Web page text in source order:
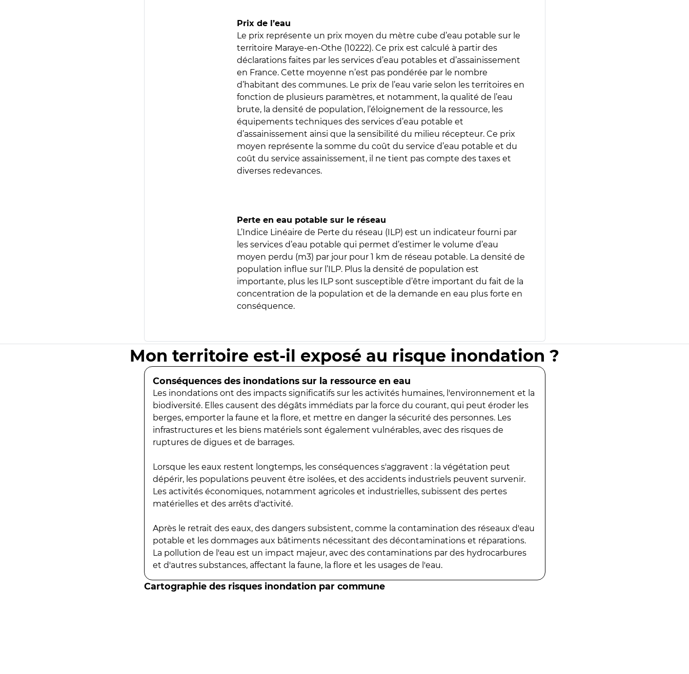
Prix de l’eau
Le prix représente un prix moyen du mètre cube d’eau potable sur le
territoire Maraye-en-Othe (10222). Ce prix est calculé à partir des
déclarations faites par les services d’eau potables et d’assainissement
en France. Cette moyenne n’est pas pondérée par le nombre
d’habitant des communes. Le prix de l’eau varie selon les territoires en
fonction de plusieurs paramètres, et notamment, la qualité de l’eau
brute, la densité de population, l’éloignement de la ressource, les
équipements techniques des services d’eau potable et
d’assainissement ainsi que la sensibilité du milieu récepteur. Ce prix
moyen représente la somme du coût du service d’eau potable et du
coût du service assainissement, il ne tient pas compte des taxes et
diverses redevances.
Perte en eau potable sur le réseau
L’Indice Linéaire de Perte du réseau (ILP) est un indicateur fourni par
les services d’eau potable qui permet d’estimer le volume d’eau
moyen perdu (m3) par jour pour 1 km de réseau potable. La densité de
population influe sur l’ILP. Plus la densité de population est
importante, plus les ILP sont susceptible d’être important du fait de la
concentration de la population et de la demande en eau plus forte en
conséquence.
Mon territoire est-il exposé au risque inondation ?
Conséquences des inondations sur la ressource en eau
Les inondations ont des impacts significatifs sur les activités humaines, l'environnement et la
biodiversité. Elles causent des dégâts immédiats par la force du courant, qui peut éroder les
berges, emporter la faune et la flore, et mettre en danger la sécurité des personnes. Les
infrastructures et les biens matériels sont également vulnérables, avec des risques de
ruptures de digues et de barrages.
Lorsque les eaux restent longtemps, les conséquences s'aggravent : la végétation peut
dépérir, les populations peuvent être isolées, et des accidents industriels peuvent survenir.
Les activités économiques, notamment agricoles et industrielles, subissent des pertes
matérielles et des arrêts d'activité.
Après le retrait des eaux, des dangers subsistent, comme la contamination des réseaux d'eau
potable et les dommages aux bâtiments nécessitant des décontaminations et réparations.
La pollution de l'eau est un impact majeur, avec des contaminations par des hydrocarbures
et d'autres substances, affectant la faune, la flore et les usages de l'eau.
Cartographie des risques inondation par commune